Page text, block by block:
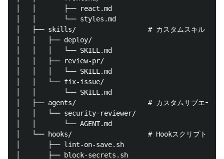
│   │       ├── react.md
│   │       └── styles.md
│   ├── skills/                  # カスタムスキル
│   │   ├── deploy/
│   │   │   └── SKILL.md
│   │   ├── review-pr/
│   │   │   └── SKILL.md
│   │   └── fix-issue/
│   │       └── SKILL.md
│   ├── agents/                  # カスタムサブエージェ
│   │   └── security-reviewer/
│   │       └── AGENT.md
│   └── hooks/                   # Hookスクリプト
│       ├── lint-on-save.sh
│       ├── block-secrets.sh